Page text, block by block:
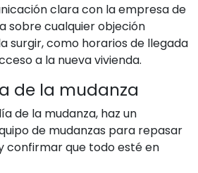
clara con la empresa de
sobre cualquier objeción
surgir, como horarios de llegada
a la nueva vivienda.
de la mudanza
de la mudanza, haz un
de mudanzas para repasar
confirmar que todo esté en